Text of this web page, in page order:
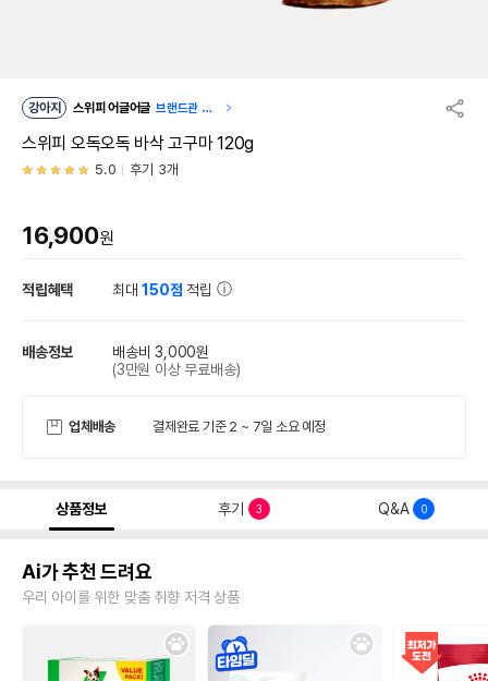
강아지 스위피 어글어글 브랜드관 이
스위피 오독오독 바삭 고구마 120g
5.0 후기 3개
16,900원
적립혜택 최대150점 적립
배송정보
배송비 3,000원
(3만원 이상 무료배송)
업체배송 결제완료 기준 2 ~ 7일 소요 예정
상품정보 후기 3 Q&A 0
Ai가 추천 드려요
우리 아이를 위한 맞춤 취향 저격 상품